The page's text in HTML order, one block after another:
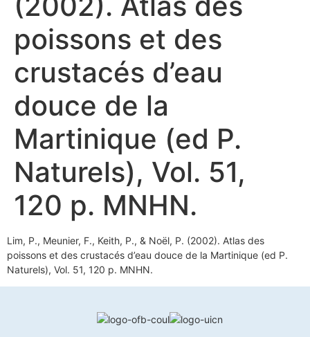
poissons et des
crustacés d’eau
douce de la
Martinique (ed P.
Naturels), Vol. 51,
120 p. MNHN.
Lim, P., Meunier, F., Keith, P., & Noël, P. (2002). Atlas des
poissons et des crustacés d’eau douce de la Martinique (ed P.
Naturels), Vol. 51, 120 p. MNHN.